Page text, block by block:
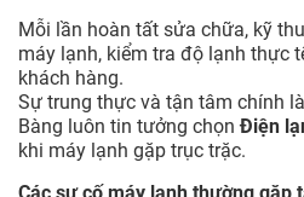
Mỗi lần hoàn tất sửa chữa, kỹ
máy lạnh, kiểm tra độ lạnh thực
khách hàng.
Sự trung thực và tận tâm chính
Bàng luôn tin tưởng chọnĐiện
khi máy lạnh gặp trục trặc.